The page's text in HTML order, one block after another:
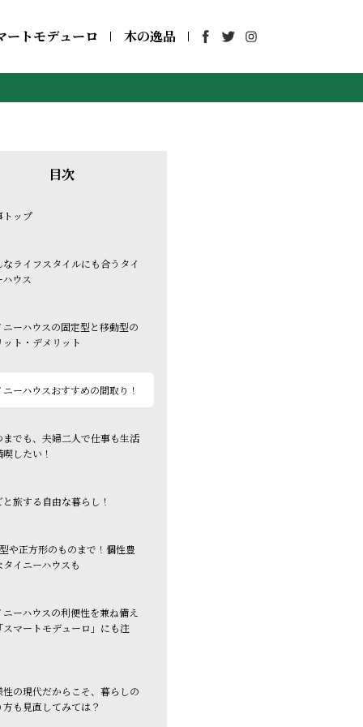
ートモデューロ 木の逸品
目次
トップ
なライフスタイルにも合うタイ
ハウス
ニーハウスの固定型と移動型の
ット・デメリット
ニーハウスおすすめの間取り！
までも、夫婦二人で仕事も生活
喫したい！
と旅する自由な暮らし！
や正方形のものまで！個性豊
タイニーハウスも
ニーハウスの利便性を兼ね備え
スマートモデューロ」にも注
性の現代だからこそ、暮らしの
方も見直してみては？